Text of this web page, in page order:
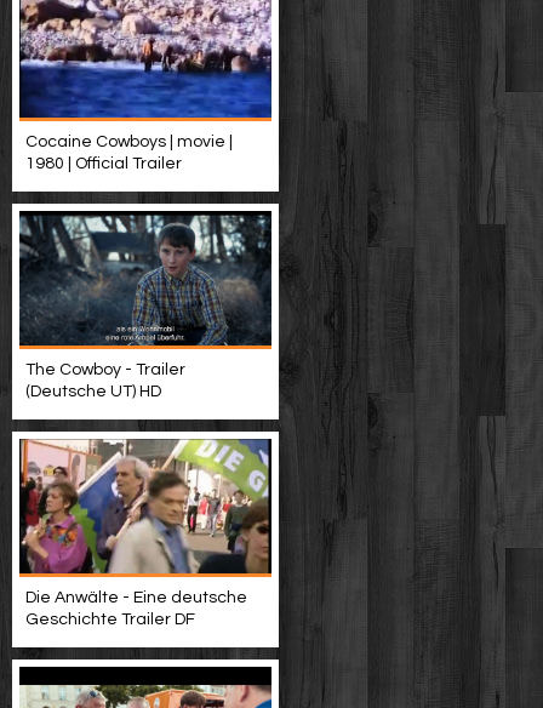
Cocaine Cowboys | movie |
1980 | Official Trailer
The Cowboy - Trailer
(Deutsche UT) HD
Die Anwälte - Eine deutsche
Geschichte Trailer DF